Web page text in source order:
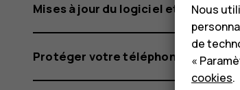
Mises à jour du logiciel et
Protéger votre téléphone
Nous
de
«
cookies.